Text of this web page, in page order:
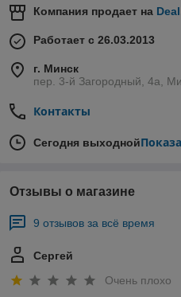
Компания продает на
Работает с 26.03.2013
г. Минск
пер. 3-й Загородный, 4а,
Контакты
Сегодня выходной
Отзывы о магазине
9 отзывов за всё время
Сергей
Очень плохо